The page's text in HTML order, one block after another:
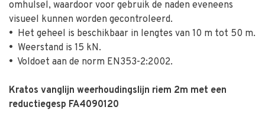
omhulsel, waardoor voor gebruik de naden eveneens
visueel kunnen worden gecontroleerd.
• Het geheel is beschikbaar in lengtes van 10 m tot 50 m.
• Weerstand is 15 kN.
• Voldoet aan de norm EN353-2:2002.
Kratos vanglijn weerhoudingslijn riem 2m met een
reductiegesp FA4090120